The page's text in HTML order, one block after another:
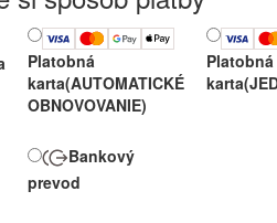
Platobná
karta(AUTOMATICKÉ
OBNOVOVANIE)
Platobná
karta
Bankový
prevod